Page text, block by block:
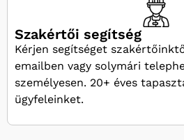
Szakértői segítség
Kérjen segítséget
emailben vagy solymári
személyesen. 20+ éves
ügyfeleinket.